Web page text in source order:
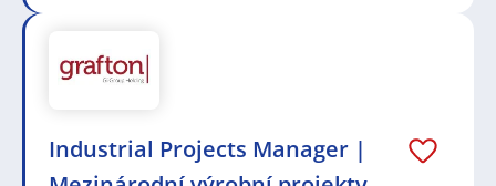
Industrial Projects Manager |